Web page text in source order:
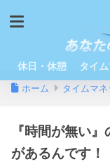
休日・休憩 タイ
ホーム タイムマネ
『時間が無い
があるんです！